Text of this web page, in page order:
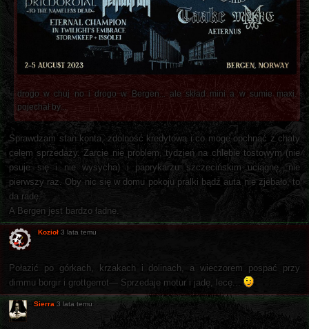
drogo w chuj no i drogo w Bergen... ale skład mini a w sumie maxi.
pojechał by...
Sprawdzam stan konta, zdolność kredytową i co mogę opchnąć z chaty
celem sprzedaży. Żarcie nie problem, tydzień na chlebie tostowym (nie
psuje się i nie wysycha) i paprykarzu szczecińskim uciągnę, nie
pierwszy raz. Oby nic się w domu pokoju pralki bądź auta nie zjebało, to
da radę.
A Bergen jest bardzo ładne.
Kozioł 3 lata temu
Połazić po górkach, krzakach i dolinach, a wieczorem pospać przy
dimmu borgir i grottgerrot— Sprzedaje motur i jadę, lecę...
Sierra 3 lata temu